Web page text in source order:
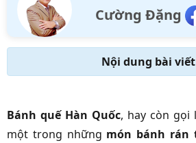
Cường Đặng
Nội dung bài viết
Bánh quế Hàn Quốc, hay còn gọi
một trong những món bánh rán